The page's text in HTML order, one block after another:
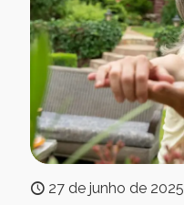
27 de junho de 2025